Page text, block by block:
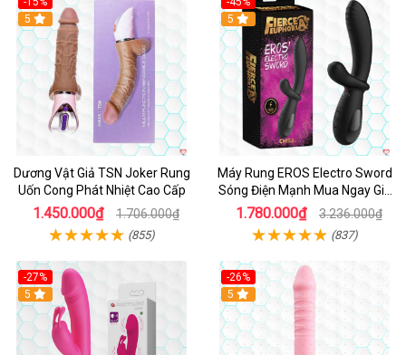
5
Dương Vật Giả TSN Joker Rung
Uốn Cong Phát Nhiệt Cao Cấp
1.450.000₫ 1.706.000₫
(855)
5
Máy Rung EROS Electro Sword
Sóng Điện Mạnh Mua Ngay Giá
Tốt
1.780.000₫ 3.236.000₫
(837)
-27%
Hot
5
-26%
Hot
5